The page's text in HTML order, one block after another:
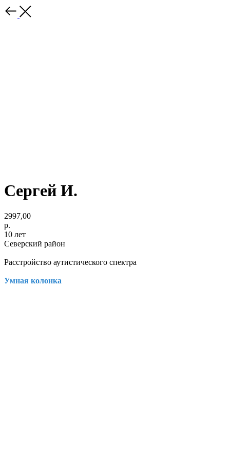
Сергей И.
2997,00
р.
10 лет
Северский район
Расстройство аутистического спектра
Умная колонка